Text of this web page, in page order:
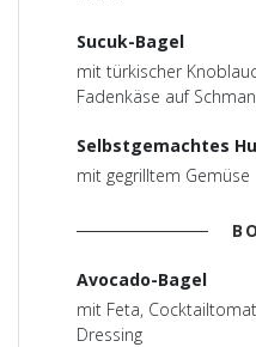
Sucuk-Bagel
mit türkischer
Fadenkäse auf
Selbstgemachtes
mit gegrilltem Gemüse
Avocado-Bagel
mit Feta,
Dressing